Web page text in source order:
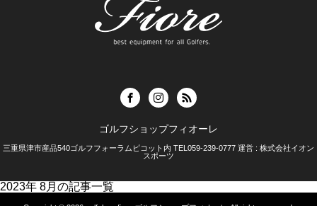
ゴルフショップフィオーレ
三重県津市産品540ゴルフフォーラムピコット内 TEL059-239-0777 運営 : 株式会社イオン
スポーツ
2023年 8月の記事一覧